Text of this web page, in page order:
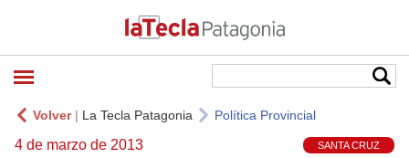
Volver| La Tecla Patagonia Política Provincial
4 de marzo de 2013 SANTA CRUZ